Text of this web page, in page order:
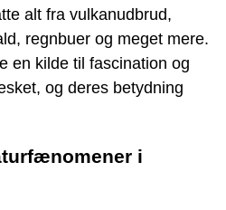
alt fra vulkanudbrud,
regnbuer og meget mere.
en kilde til fascination og
og deres betydning
i